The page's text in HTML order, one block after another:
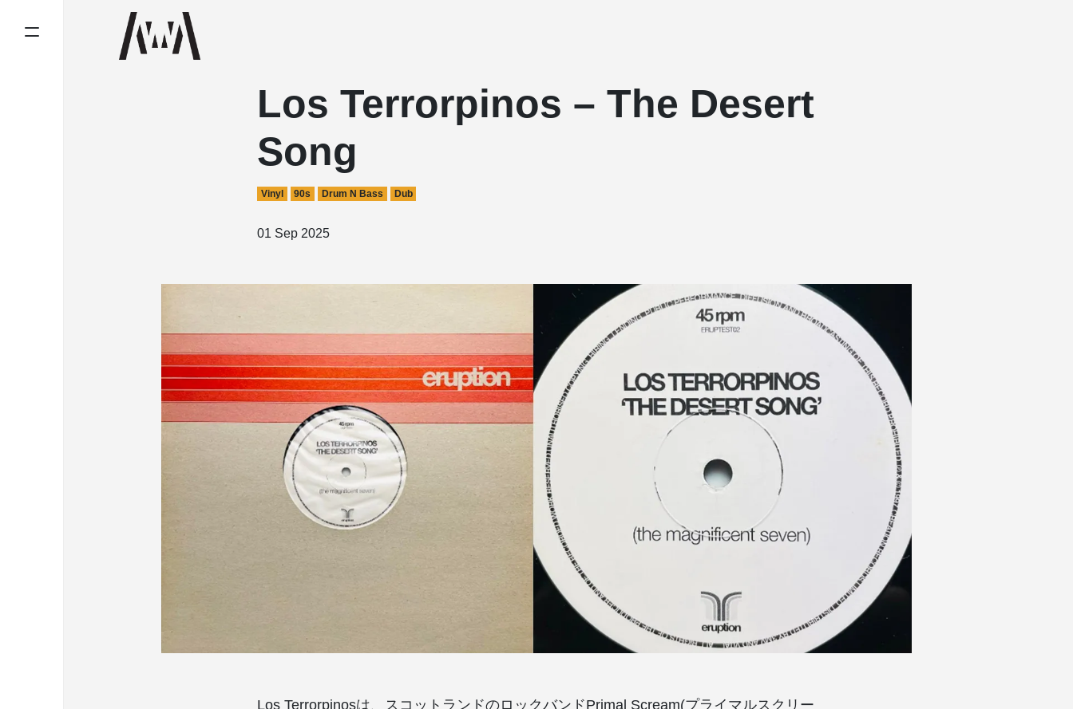
Los Terrorpinos – The Desert
Song
Vinyl 90s Drum N Bass Dub
01 Sep 2025
Los Terrorpinosは、スコットランドのロックバンドPrimal Scream(プライマルスクリー